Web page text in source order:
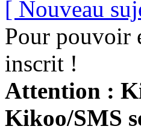
[ Nouveau
Pour pouvoir
inscrit !
Attention :
Kikoo/SMS